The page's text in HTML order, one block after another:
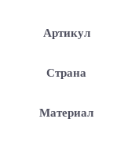
Артикул
Страна
Материал